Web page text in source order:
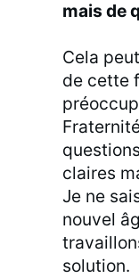
mais de
Cela
de cette
claires
Je ne
nouvel
solution.